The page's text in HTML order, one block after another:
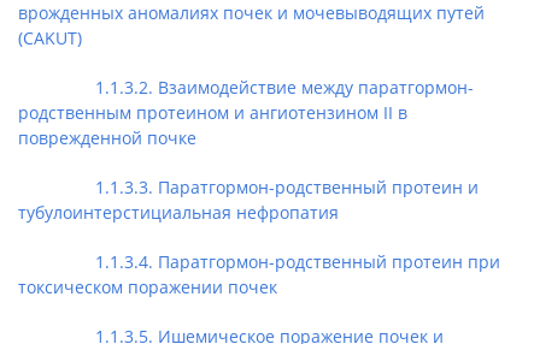
врожденных аномалиях почек и мочевыводящих путей
(CAKUT)
1.1.3.2. Взаимодействие между паратгормон-
родственным протеином и ангиотензином II в
поврежденной почке
1.1.3.3. Паратгормон-родственный протеин и
тубулоинтерстициальная нефропатия
1.1.3.4. Паратгормон-родственный протеин при
токсическом поражении почек
1.1.3.5. Ишемическое поражение почек и